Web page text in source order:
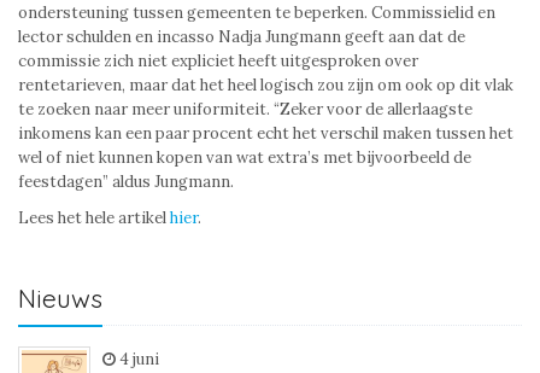
ondersteuning tussen gemeenten te beperken. Commissielid en
lector schulden en incasso Nadja Jungmann geeft aan dat de
commissie zich niet expliciet heeft uitgesproken over
rentetarieven, maar dat het heel logisch zou zijn om ook op dit vlak
te zoeken naar meer uniformiteit. “Zeker voor de allerlaagste
inkomens kan een paar procent echt het verschil maken tussen het
wel of niet kunnen kopen van wat extra’s met bijvoorbeeld de
feestdagen” aldus Jungmann.
Lees het hele artikelhier.
Nieuws
4 juni